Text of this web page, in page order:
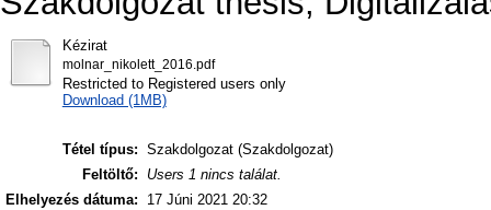
Kézirat
molnar_nikolett_2016.pdf
Restricted to Registered users only
Download (1MB)
Tétel típus: Szakdolgozat (Szakdolgozat)
Feltöltő:
Users 1 nincs találat.
Elhelyezés dátuma:
17 Júni 2021 20:32